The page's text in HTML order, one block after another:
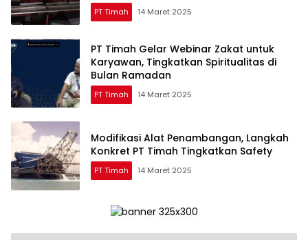
PT Timah 14 Maret 2025
PT Timah Gelar Webinar Zakat untuk
Karyawan, Tingkatkan Spiritualitas di
Bulan Ramadan
PT Timah 14 Maret 2025
Modifikasi Alat Penambangan, Langkah
Konkret PT Timah Tingkatkan Safety
PT Timah 14 Maret 2025